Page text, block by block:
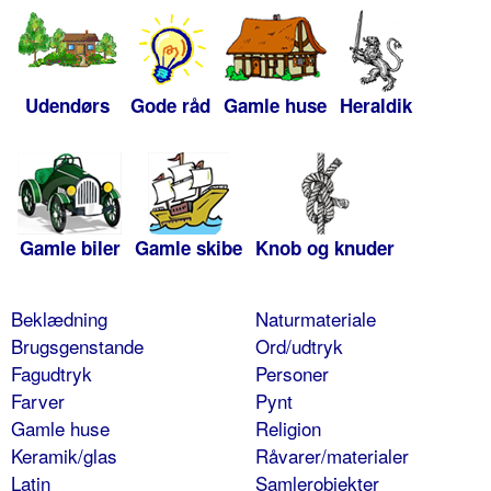
Udendørs Gode råd Gamle huse Heraldik
Gamle biler Gamle skibe Knob og knuder
Beklædning
Brugsgenstande
Fagudtryk
Farver
Gamle huse
Keramik/glas
Latin
Naturmateriale
Ord/udtryk
Personer
Pynt
Religion
Råvarer/materialer
Samlerobjekter